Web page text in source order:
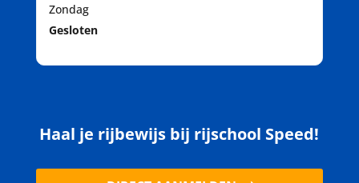
Zondag
Gesloten
Haal je rijbewijs bij rijschool Speed!